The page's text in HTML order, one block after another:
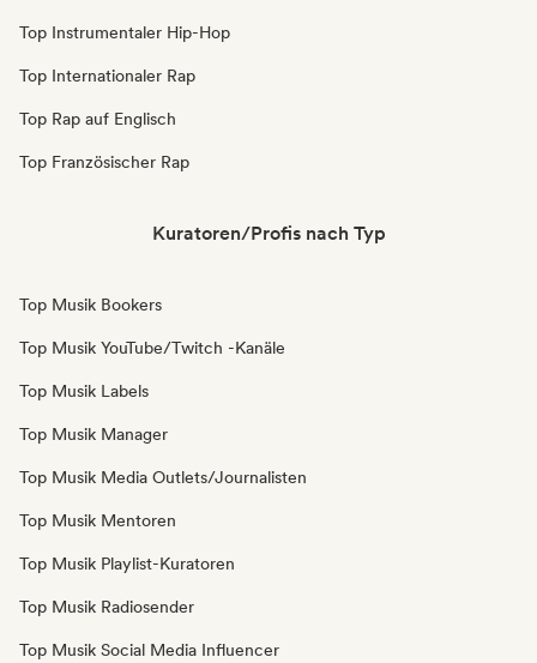
Top Instrumentaler Hip-Hop
Top Internationaler Rap
Top Rap auf Englisch
Top Französischer Rap
Kuratoren/Profis nach Typ
Top Musik Bookers
Top Musik YouTube/Twitch -Kanäle
Top Musik Labels
Top Musik Manager
Top Musik Media Outlets/Journalisten
Top Musik Mentoren
Top Musik Playlist-Kuratoren
Top Musik Radiosender
Top Musik Social Media Influencer